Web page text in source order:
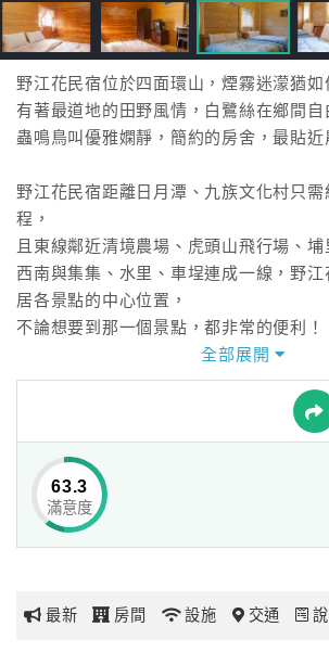
接
跟
飯
店
訂
房
特
色
民
宿
車
帶
野江花民宿位於四面環山，煙霧迷濛猶如
有著最道地的田野風情，白鷺絲在鄉間自
蟲鳴鳥叫優雅嫻靜，簡約的房舍，最貼近
野江花民宿距離日月潭、九族文化村只
程，
且東線鄰近清境農場、虎頭山飛行場、埔
西南與集集、水里、車埕連成一線，野
居各景點的中心位置，
不論想要到那一個景點，都非常的便利！
全部展開
63.3
滿意度
最新 房間 設施 交通